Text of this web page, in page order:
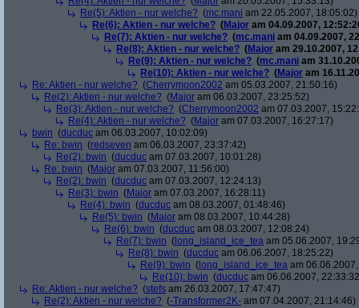
Re(5): Aktien - nur welche? (mc.mani am 22.05.2007, 18:05:02)
Re(6): Aktien - nur welche? (Major am 04.09.2007,
Re(7): Aktien - nur welche? (mc.mani am 04.09.2007,
Re(8): Aktien - nur welche? (Major am 29.10.2007,
Re(9): Aktien - nur welche? (mc.mani am
Re(10): Aktien - nur welche? (Major am
Re: Aktien - nur welche? (Cherrymoon2002 am 05.03.2007, 21:50:16)
Re(2): Aktien - nur welche? (Major am 06.03.2007, 23:25:52)
Re(3): Aktien - nur welche? (Cherrymoon2002 am 07.03.2007,
Re(4): Aktien - nur welche? (Major am 07.03.2007, 16:27:17)
bwin (ducduc am 06.03.2007, 10:02:09)
Re: bwin (redseven am 06.03.2007, 23:37:42)
Re(2): bwin (ducduc am 07.03.2007, 10:01:28)
Re: bwin (Major am 07.03.2007, 11:56:00)
Re(2): bwin (ducduc am 07.03.2007, 12:24:13)
Re(3): bwin (Major am 07.03.2007, 16:28:11)
Re(4): bwin (ducduc am 08.03.2007, 01:48:46)
Re(5): bwin (Major am 08.03.2007, 10:44:28)
Re(6): bwin (ducduc am 08.03.2007, 12:08:24)
Re(7): bwin ( long_island_ice_tea am 05.06.2007,
Re(8): bwin (ducduc am 06.06.2007, 18:25:22)
Re(9): bwin ( long_island_ice_tea am
Re(10): bwin (ducduc am 06.06.2007,
Re: Aktien - nur welche? (stefs am 26.03.2007, 17:47:47)
Re(2): Aktien - nur welche? (-Transformer2K- am 07.04.2007, 21:14:46)